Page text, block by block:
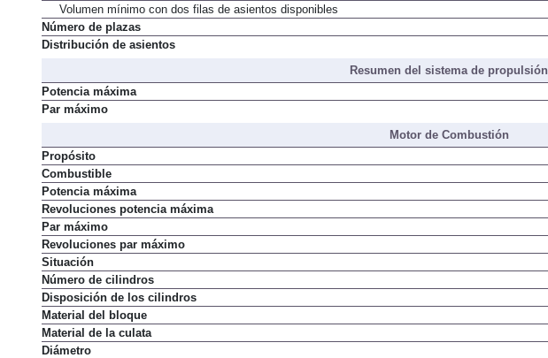
Volumen mínimo con dos filas de asientos disponibles
Número de plazas
Distribución de asientos
Resumen del sistema de propulsión
Potencia máxima
Par máximo
Motor de Combustión
Propósito
Combustible
Potencia máxima
Revoluciones potencia máxima
Par máximo
Revoluciones par máximo
Situación
Número de cilindros
Disposición de los cilindros
Material del bloque
Material de la culata
Diámetro